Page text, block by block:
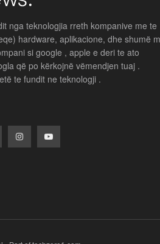
nga teknologjia rreth kompanive me te
hardware, aplikacione, dhe shumë
si google , apple e deri te ato
që po kërkojnë vëmendjen tuaj .
te fundit ne teknologji .